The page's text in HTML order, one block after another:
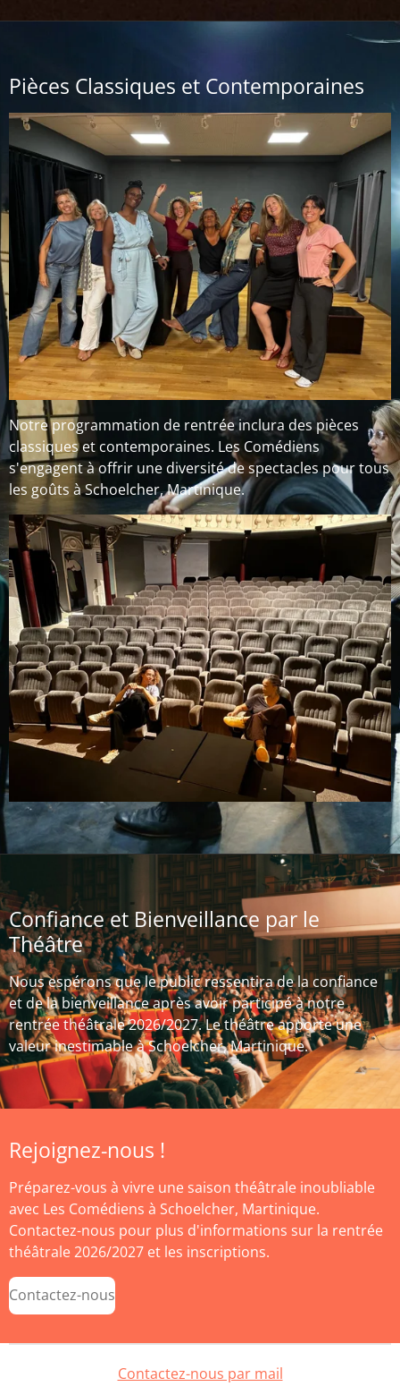
Pièces Classiques et Contemporaines
Notre programmation de rentrée inclura des pièces
classiques et contemporaines. Les Comédiens
s'engagent à offrir une diversité de spectacles pour tous
les goûts à Schoelcher, Martinique.
Confiance et Bienveillance par le
Théâtre
Nous espérons que le public ressentira de la confiance
et de la bienveillance après avoir participé à notre
rentrée théâtrale 2026/2027. Le théâtre apporte une
valeur inestimable à Schoelcher, Martinique.
Rejoignez-nous !
Préparez-vous à vivre une saison théâtrale inoubliable
avec Les Comédiens à Schoelcher, Martinique.
Contactez-nous pour plus d'informations sur la rentrée
théâtrale 2026/2027 et les inscriptions.
Contactez-nous
Contactez-nous par mail